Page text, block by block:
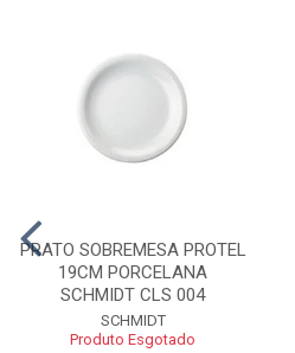
PRATO SOBREMESA PROTEL
19CM PORCELANA
SCHMIDT CLS 004
SCHMIDT
Produto Esgotado